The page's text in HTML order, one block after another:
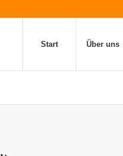
Start Über uns